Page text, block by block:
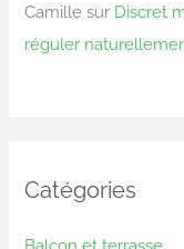
Camille sur Discret
réguler
Catégories
Balcon et terrasse